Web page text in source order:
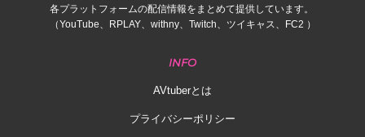
各プラットフォームの配信情報をまとめて提供しています。
（YouTube、RPLAY、withny、Twitch、ツイキャス、FC2 ）
INFO
AVtuberとは
プライバシーポリシー